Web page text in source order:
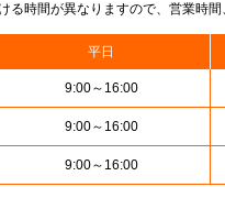
時間が異なりますので、営業時
平日
9:00～16:00
9:00～16:00
9:00～16:00